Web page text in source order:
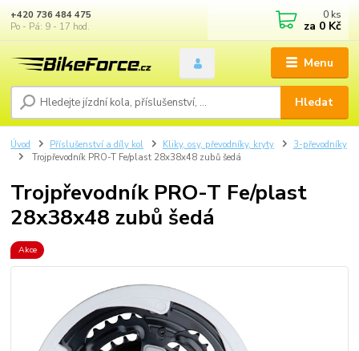
Menu
Hledat
+420 736 484 475
Po - Pá: 9 - 17 hod.
0 ks
za 0 Kč
Úvod Příslušenství a díly kol Kliky, osy, převodníky, kryty
3-převodníky
Trojpřevodník PRO-T Fe/plast 28x38x48 zubů šedá
Trojpřevodník PRO-T Fe/plast
28x38x48 zubů šedá
Akce